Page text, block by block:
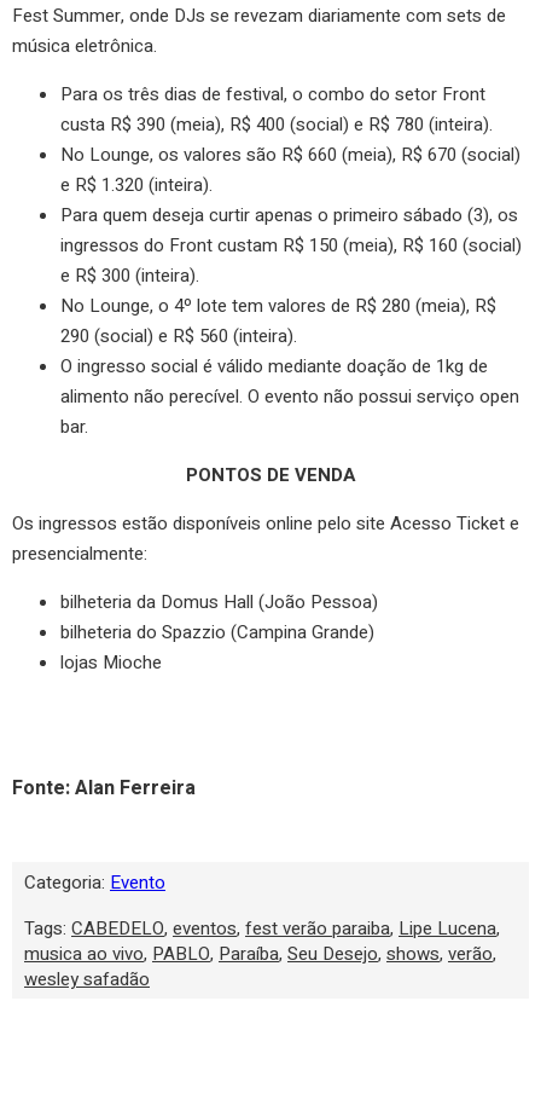
Fest Summer, onde DJs se revezam diariamente com sets de
música eletrônica.
Para os três dias de festival, o combo do setor Front
custa R$ 390 (meia), R$ 400 (social) e R$ 780 (inteira).
No Lounge, os valores são R$ 660 (meia), R$ 670 (social)
e R$ 1.320 (inteira).
Para quem deseja curtir apenas o primeiro sábado (3), os
ingressos do Front custam R$ 150 (meia), R$ 160 (social)
e R$ 300 (inteira).
No Lounge, o 4º lote tem valores de R$ 280 (meia), R$
290 (social) e R$ 560 (inteira).
O ingresso social é válido mediante doação de 1kg de
alimento não perecível. O evento não possui serviço open
bar.
PONTOS DE VENDA
Os ingressos estão disponíveis online pelo site Acesso Ticket e
presencialmente:
bilheteria da Domus Hall (João Pessoa)
bilheteria do Spazzio (Campina Grande)
lojas Mioche
Fonte: Alan Ferreira
Categoria: Evento
Tags: CABEDELO, eventos, fest verão paraiba, Lipe Lucena,
musica ao vivo, PABLO, Paraíba, Seu Desejo, shows, verão,
wesley safadão